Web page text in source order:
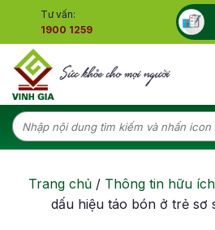
content
Tư vấn:
1900 1259
Tìm
kiếm:
Trang chủ / Thông tin hữu ích
dấu hiệu táo bón ở trẻ sơ